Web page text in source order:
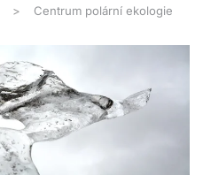
Centrum polární ekologie